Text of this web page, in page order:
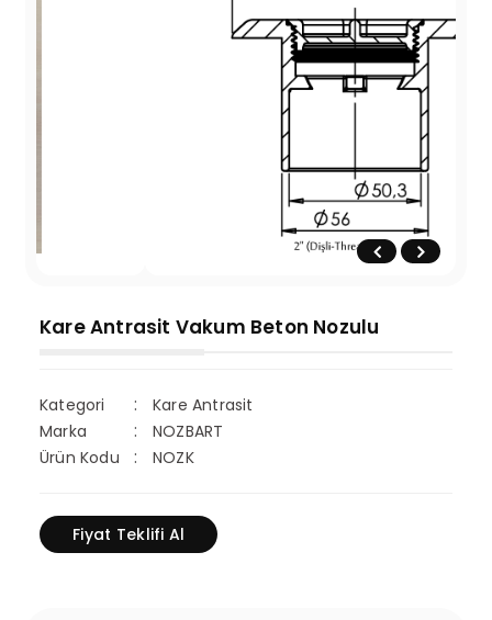
Kare Antrasit Vakum Beton Nozulu
Kategori
Kare Antrasit
Marka
NOZBART
Ürün Kodu
NOZK
Fiyat Teklifi Al